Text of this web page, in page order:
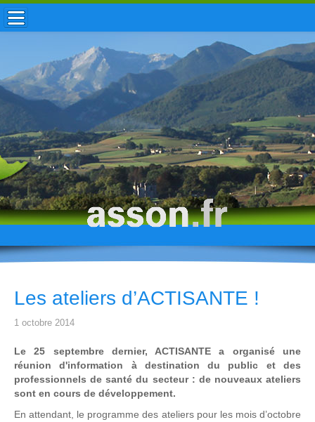
ACCUEIL / INFOS
MUNICIPALITÉ
VIE LOCALE
ENFANCE
TOURISME
HISTOIRE
Les ateliers d’ACTISANTE !
1 octobre 2014
Le 25 septembre dernier, ACTISANTE a organisé une
réunion d'information à destination du public et des
professionnels de santé du secteur : de nouveaux ateliers
sont en cours de développement.
En attendant, le programme des ateliers pour les mois d’octobre